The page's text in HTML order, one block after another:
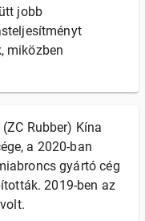
jobb
miközben
Rubber) Kína
a 2020-ban
gyártó cég
2019-ben az